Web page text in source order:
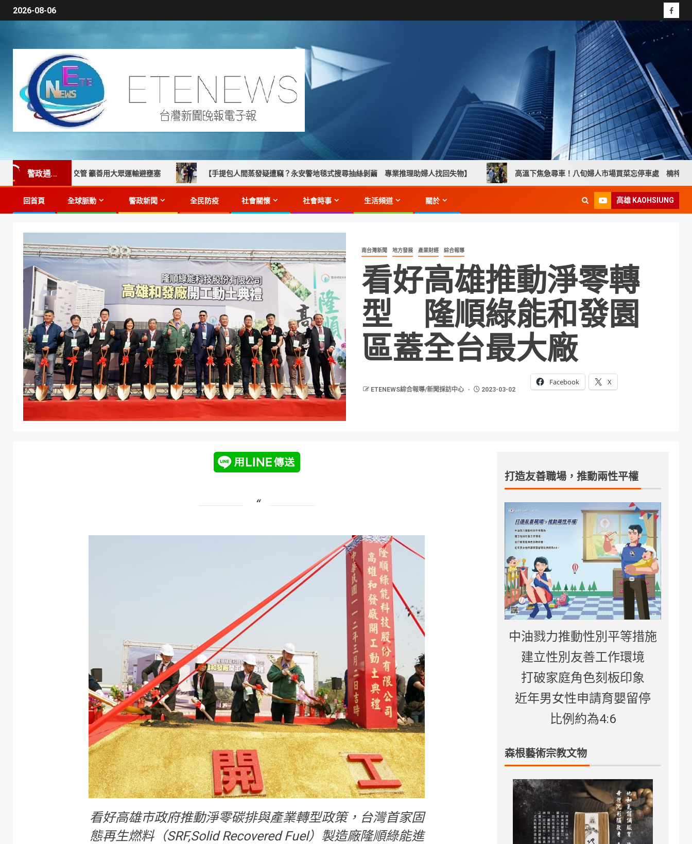
2026-08-06
警政通...
四階段交管 籲善用大眾運輸避壅塞 【手提包人間蒸發疑遭竊？永安警地毯式搜尋抽絲剝繭 專業推理助婦人找回失物】 高溫下焦急尋車！八旬婦人市場買菜忘停車處 楠梓暖警貼心協助尋
回首頁 全球脈動 警政新聞 全民防疫 社會關懷 社會時事 生活頻道 關於 高雄 KAOHSIUNG
南台灣新聞 地方發展 產業財經 綜合報導
看好高雄推動淨零轉
型 隆順綠能和發園
區蓋全台最大廠
ETENEWS綜合報導/新聞採訪中心 2023-03-02
Facebook X
看好高雄市政府推動淨零碳排與產業轉型政策，台灣首家固
態再生燃料（SRF,Solid Recovered Fuel）製造廠隆順綠能進
打造友善職場，推動兩性平權
中油戮力推動性別平等措施
建立性別友善工作環境
打破家庭角色刻板印象
近年男女性申請育嬰留停
比例約為4:6
森根藝術宗教文物